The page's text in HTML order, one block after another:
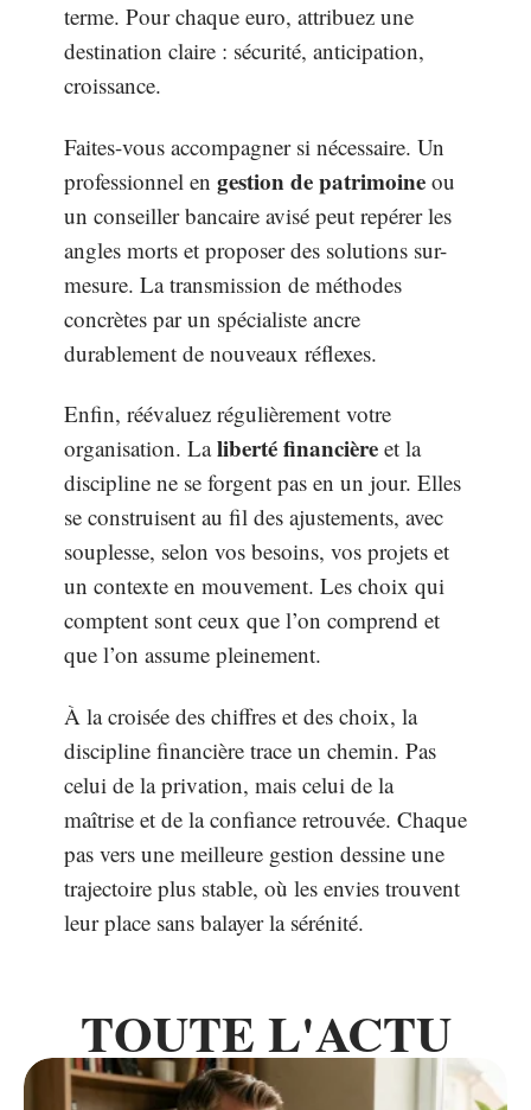
terme. Pour chaque euro, attribuez une
destination claire : sécurité, anticipation,
croissance.
Faites-vous accompagner si nécessaire. Un
professionnel en gestion de patrimoine ou
un conseiller bancaire avisé peut repérer les
angles morts et proposer des solutions sur-
mesure. La transmission de méthodes
concrètes par un spécialiste ancre
durablement de nouveaux réflexes.
Enfin, réévaluez régulièrement votre
organisation. Laliberté financière et la
discipline ne se forgent pas en un jour. Elles
se construisent au fil des ajustements, avec
souplesse, selon vos besoins, vos projets et
un contexte en mouvement. Les choix qui
comptent sont ceux que l’on comprend et
que l’on assume pleinement.
À la croisée des chiffres et des choix, la
discipline financière trace un chemin. Pas
celui de la privation, mais celui de la
maîtrise et de la confiance retrouvée. Chaque
pas vers une meilleure gestion dessine une
trajectoire plus stable, où les envies trouvent
leur place sans balayer la sérénité.
TOUTE L'ACTU